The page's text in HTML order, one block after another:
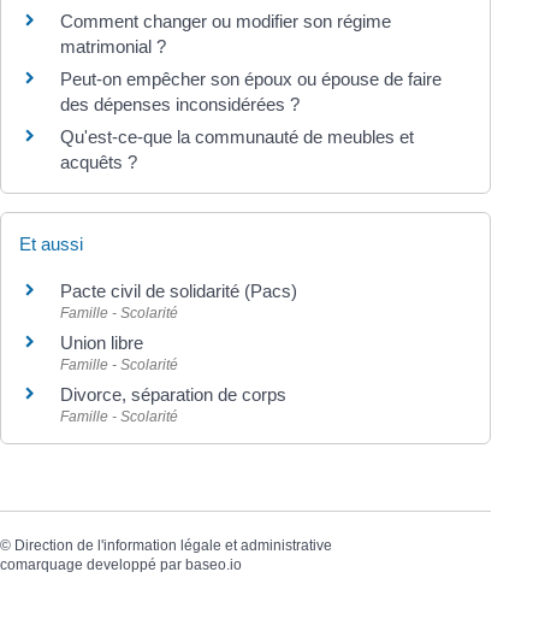
Comment changer ou modifier son régime
matrimonial ?
Peut-on empêcher son époux ou épouse de faire
des dépenses inconsidérées ?
Qu'est-ce-que la communauté de meubles et
acquêts ?
Et aussi
Pacte civil de solidarité (Pacs)
Famille - Scolarité
Union libre
Famille - Scolarité
Divorce, séparation de corps
Famille - Scolarité
© Direction de l'information légale et administrative
comarquage developpé par baseo.io